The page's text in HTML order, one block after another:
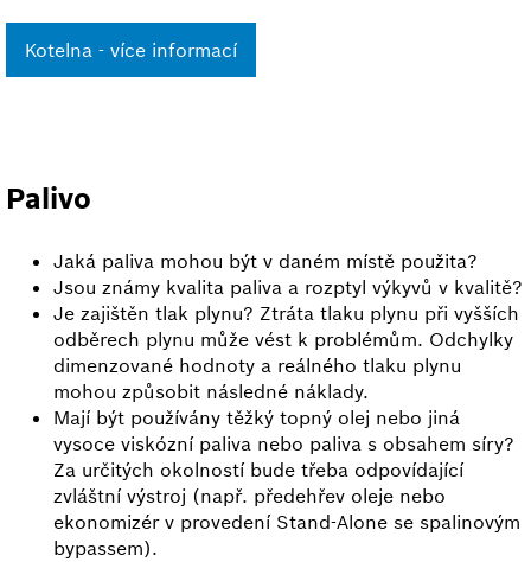
Kotelna - více informací
Palivo
Jaká paliva mohou být v daném místě použita?
Jsou známy kvalita paliva a rozptyl výkyvů v kvalitě?
Je zajištěn tlak plynu? Ztráta tlaku plynu při vyšších
odběrech plynu může vést k problémům. Odchylky
dimenzované hodnoty a reálného tlaku plynu
mohou způsobit následné náklady.
Mají být používány těžký topný olej nebo jiná
vysoce viskózní paliva nebo paliva s obsahem síry?
Za určitých okolností bude třeba odpovídající
zvláštní výstroj (např. předehřev oleje nebo
ekonomizér v provedení Stand-Alone se spalinovým
bypassem).